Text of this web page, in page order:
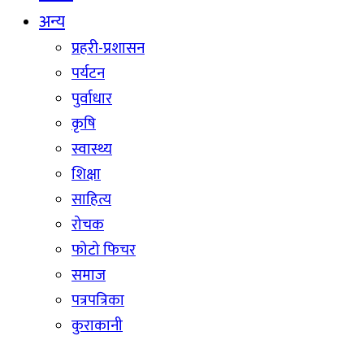
अन्य
प्रहरी-प्रशासन
पर्यटन
पुर्वाधार
कृषि
स्वास्थ्य
शिक्षा
साहित्य
रोचक
फोटो फिचर
समाज
पत्रपत्रिका
कुराकानी